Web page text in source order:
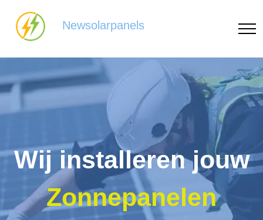
Newsolarpanels
Wij installeren jouw
Zonnepanelen